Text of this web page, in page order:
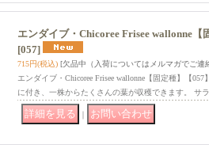
エンダイブ・Chicoree Frisee wallonne【
[057]
715円(税込) [欠品中（入荷についてはメルマガでご連
エンダイブ・Chicoree Frisee wallonne【固定種】【
に付き、一株からたくさんの葉が収穫できます。 サ